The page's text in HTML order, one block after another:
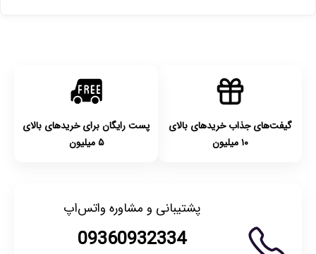
گیفت‌های جذاب خریدهای بالای
۱۰ میلیون
پست رایگان برای خریدهای بالای
۵ میلیون
پشتیبانی و مشاوره واتس‌اپ
09360932334